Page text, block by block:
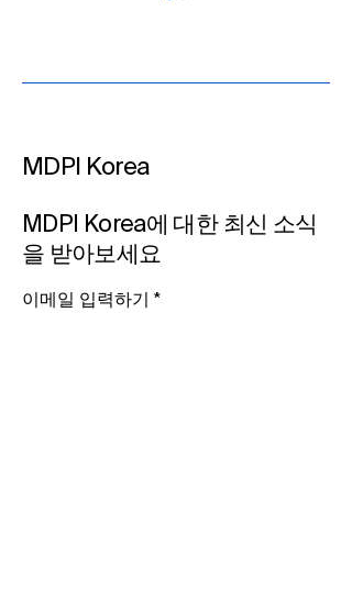
MDPI Korea, 제39차 한국
(KAPUL) 실무자 워크숍 참
가
MDPI Korea​
MDPI Korea에 대한 최신 소식
을 받아보세요
이메일 입력하기​